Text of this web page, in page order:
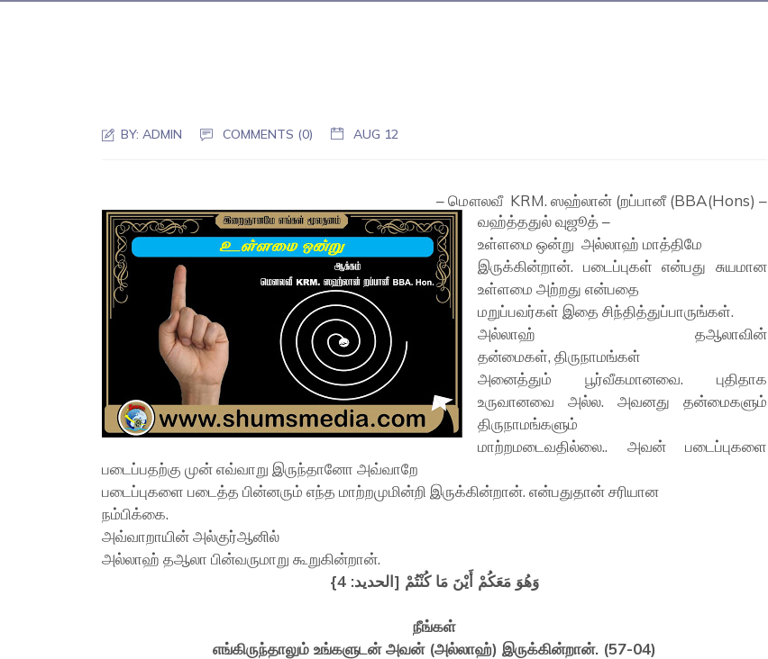
BY:ADMIN COMMENTS (0) AUG 12
– மௌலவீ KRM. ஸஹ்லான் (றப்பானீ (BBA(Hons) –
வஹ்த்ததுல் வுஜூத் –
உள்ளமை ஒன்று அல்லாஹ் மாத்திமே
இருக்கின்றான். படைப்புகள் என்பது சுயமான
உள்ளமை அற்றது என்பதை​
மறுப்பவர்கள் இதை சிந்தித்துப்பாருங்கள்.
அல்லாஹ் தஆலாவின்
தன்மைகள், திருநாமங்கள்
அனைத்தும் பூர்வீகமானவை. புதிதாக
உருவானவை அல்ல. அவனது தன்மைகளும்
திருநாமங்களும்
மாற்றமடைவதில்லை.. அவன் படைப்புகளை
படைப்பதற்கு முன் எவ்வாறு இருந்தானோ அவ்வாறே
படைப்புகளை படைத்த பின்னரும் எந்த மாற்றமுமின்றி இருக்கின்றான். என்பதுதான் சரியான
நம்பிக்கை.
அவ்வாறாயின் அல்குர்ஆனில்
அல்லாஹ் தஆலா பின்வருமாறு கூறுகின்றான்.
{
وَهُوَ مَعَكُمْ أَيْنَ مَا كُنْتُمْ [الحديد: 4
நீங்கள்
எங்கிருந்தாலும் உங்களுடன் அவன் (அல்லாஹ்) இருக்கின்றான். (57-04)